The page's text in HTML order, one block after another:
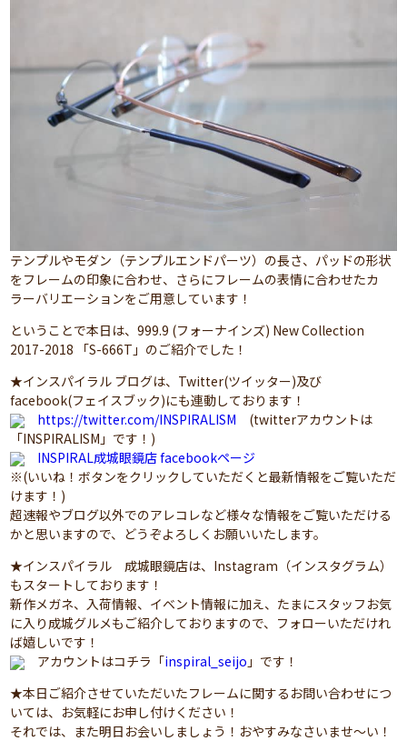
テンプルやモダン（テンプルエンドパーツ）の長さ、パッドの形状
をフレームの印象に合わせ、さらにフレームの表情に合わせたカ
ラーバリエーションをご用意しています！
ということで本日は、999.9 (フォーナインズ) New Collection
2017-2018 「S-666T」のご紹介でした！
★インスパイラル ブログは、Twitter(ツイッター)及び
facebook(フェイスブック)にも連動しております！
https://twitter.com/INSPIRALISM (twitterアカウントは
「INSPIRALISM」です！)
INSPIRAL成城眼鏡店 facebookページ
※(いいね！ボタンをクリックしていただくと最新情報をご覧いただ
けます！)
超速報やブログ以外でのアレコレなど様々な情報をご覧いただける
かと思いますので、どうぞよろしくお願いいたします。
★インスパイラル 成城眼鏡店は、Instagram（インスタグラム）
もスタートしております！
新作メガネ、入荷情報、イベント情報に加え、たまにスタッフお気
に入り成城グルメもご紹介しておりますので、フォローいただけれ
ば嬉しいです！
アカウントはコチラ「inspiral_seijo 」です！
★本日ご紹介させていただいたフレームに関するお問い合わせにつ
いては、お気軽にお申し付けください！
それでは、また明日お会いしましょう！おやすみなさいませ～い！